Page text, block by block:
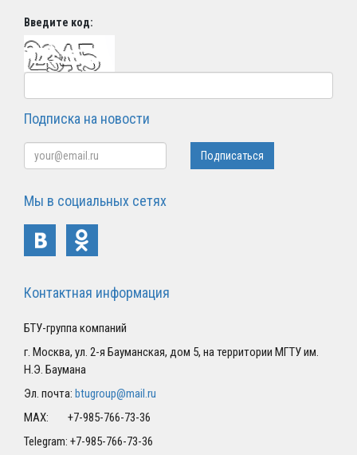
Введите код:
Подписка на новости
Мы в социальных сетях
Контактная информация
БТУ-группа компаний
г. Москва, ул. 2-я Бауманская, дом 5, на территории МГТУ им.
Н.Э. Баумана
Эл. почта: btugroup@mail.ru
MAX: +7-985-766-73-36
Telegram: +7-985-766-73-36